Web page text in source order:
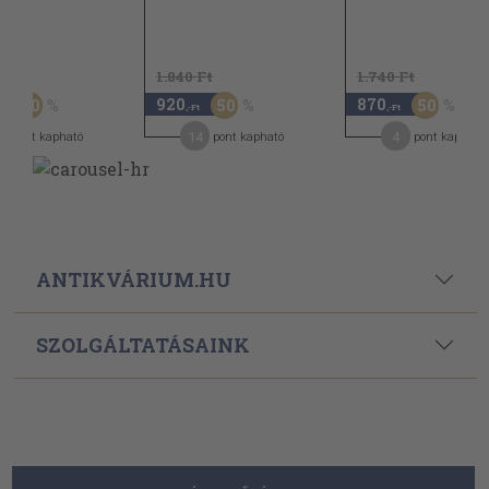
50
pont kapható
1.840 Ft
920 ,-Ft 50
pont kapható
1.740 Ft
870 ,-Ft 50
pont kapható
ANTIKVÁRIUM.HU
SZOLGÁLTATÁSAINK